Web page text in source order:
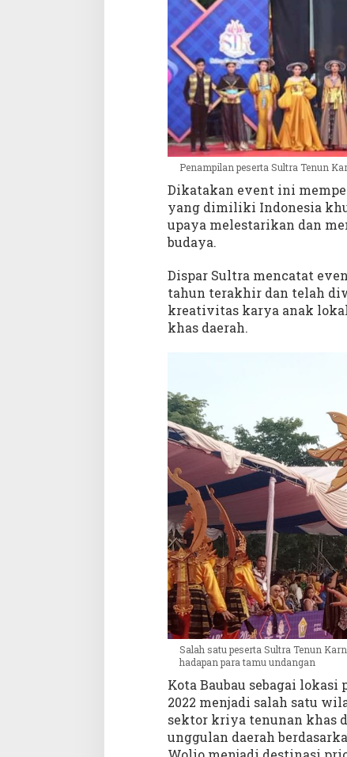
Penampilan peserta Sultra Tenun
Dikatakan event ini
yang dimiliki Indonesia
upaya melestarikan dan
budaya.
Dispar Sultra mencatat
tahun terakhir dan telah
kreativitas karya anak
khas daerah.
Salah satu peserta Sultra Tenun
hadapan para tamu undangan
Kota Baubau sebagai
2022 menjadi salah satu
sektor kriya tenunan khas
unggulan daerah